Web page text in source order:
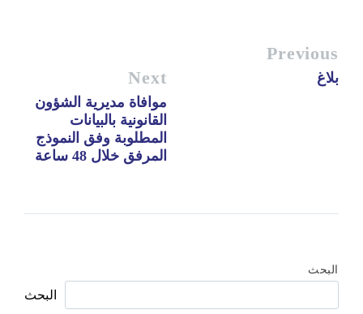
Previous
بلاغ Next
موافاة مديرية الشؤون
القانونية بالبيانات
المطلوبة وفق النموذج
المرفق خلال 48 ساعة
البحث
البحث